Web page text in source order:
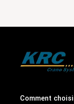
Comment